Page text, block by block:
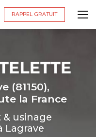
RAPPEL GRATUIT
(81150),
la France
usinage
Lagrave